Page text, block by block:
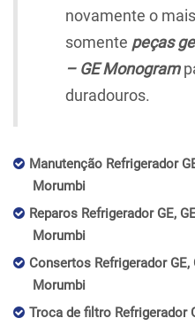
novamente o
somente peças
– GE Monogram
duradouros.
Manutenção Refrigerador
Morumbi
Reparos Refrigerador GE,
Morumbi
Consertos Refrigerador
Morumbi
Troca de filtro Refrigerador